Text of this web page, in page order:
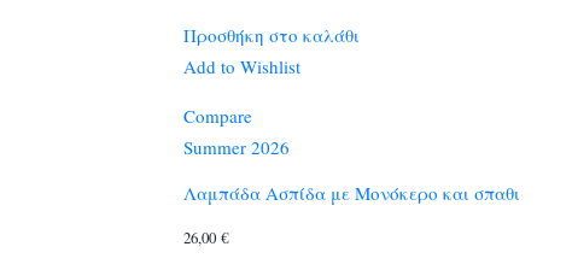
Προσθήκη στο καλάθι
Add to Wishlist
Compare
Summer 2026
Λαμπάδα Ασπίδα με Μονόκερο και σπαθι
26,00 €